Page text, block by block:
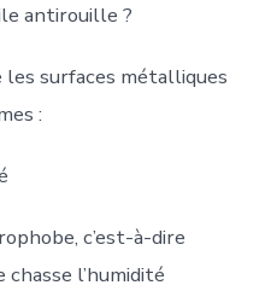
antirouille ?
surfaces métalliques
:
c’est-à-dire
chasse l’humidité